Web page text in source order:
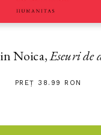
Noica,Eseuri de
PREȚ 38.99 RON